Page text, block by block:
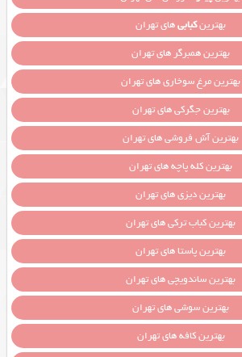
بهترینکبابیهای تهران
بهترین همبرگر های تهران
بهترین مرغ سوخاری های تهران
بهترین جگرکی های تهران
بهترین آش فروشی های تهران
بهترین کله پاچه های تهران
بهترین دیزی های تهران
بهترین کباب ترکی های تهران
بهترین پاستا های تهران
بهترین ساندویچی های تهران
بهترین سوشی های تهران
بهترین کافه های تهران